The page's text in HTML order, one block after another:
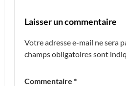
Laisser un commentaire
Votre adresse e-mail ne sera
champs obligatoires sont
Commentaire *